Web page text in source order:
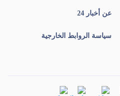
عن أخبار 24
سياسة الروابط الخارجية